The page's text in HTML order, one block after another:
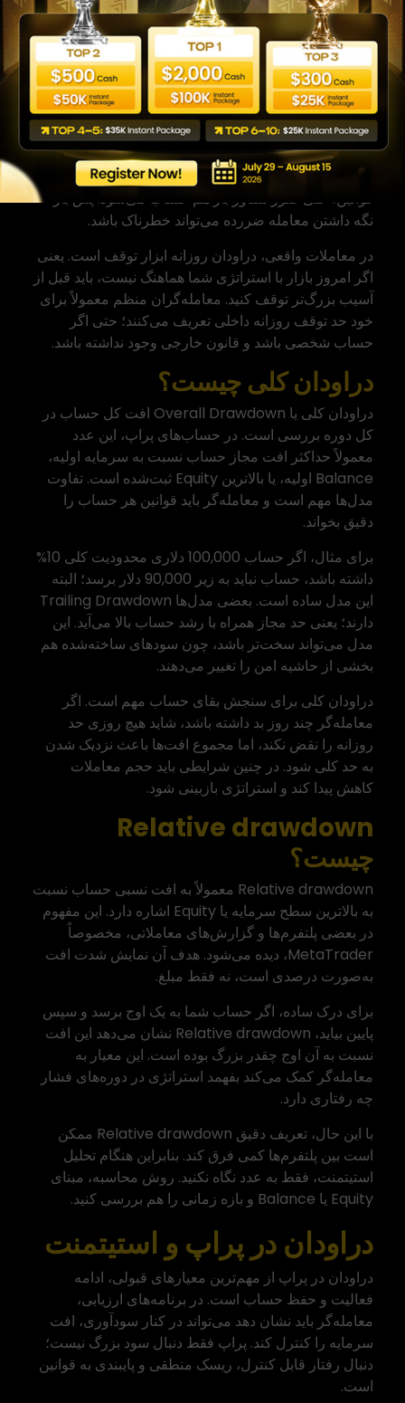
روز معاملاتی. این افت معمولاً از Balance یا Equity
ابتدای روز، یا در برخی مدل‌ها از Equity بالاتر ثبت‌شده در
همان روز محاسبه می‌شود. روش دقیق محاسبه به قوانین
حساب یا پلتفرم بستگی دارد.
برای مثال، حساب شما در شروع روز 50,000 دلار است و
محدودیت دراودان روزانه 5% است. 5% این حساب برابر
2,500 دلار است. اگر Equity حساب در همان روز به
47,500 دلار برسد، به حد روزانه رسیده‌اید. در بعضی
قوانین، حتی ضرر شناور باز هم حساب می‌شود. پس باز
نگه داشتن معامله ضررده می‌تواند خطرناک باشد.
در معاملات واقعی، دراودان روزانه ابزار توقف است. یعنی
اگر امروز بازار با استراتژی شما هماهنگ نیست، باید قبل از
آسیب بزرگ‌تر توقف کنید. معامله‌گران منظم معمولاً برای
خود حد توقف روزانه داخلی تعریف می‌کنند؛ حتی اگر
حساب شخصی باشد و قانون خارجی وجود نداشته باشد.
دراودان کلی چیست؟
دراودان کلی یا Overall Drawdown افت کل حساب در
کل دوره بررسی است. در حساب‌های پراپ، این عدد
معمولاً حداکثر افت مجاز حساب نسبت به سرمایه اولیه،
Balance اولیه، یا بالاترین Equity ثبت‌شده است. تفاوت
مدل‌ها مهم است و معامله‌گر باید قوانین هر حساب را
دقیق بخواند.
برای مثال، اگر حساب 100,000 دلاری محدودیت کلی 10%
داشته باشد، حساب نباید به زیر 90,000 دلار برسد؛ البته
این مدل ساده است. بعضی مدل‌ها Trailing Drawdown
دارند؛ یعنی حد مجاز همراه با رشد حساب بالا می‌آید. این
مدل می‌تواند سخت‌تر باشد، چون سودهای ساخته‌شده هم
بخشی از حاشیه امن را تغییر می‌دهند.
دراودان کلی برای سنجش بقای حساب مهم است. اگر
معامله‌گر چند روز بد داشته باشد، شاید هیچ روزی حد
روزانه را نقض نکند، اما مجموع افت‌ها باعث نزدیک شدن
به حد کلی شود. در چنین شرایطی باید حجم معاملات
کاهش پیدا کند و استراتژی بازبینی شود.
Relative drawdown
چیست؟
Relative drawdown معمولاً به افت نسبی حساب نسبت
به بالاترین سطح سرمایه یا Equity اشاره دارد. این مفهوم
در بعضی پلتفرم‌ها و گزارش‌های معاملاتی، مخصوصاً
MetaTrader، دیده می‌شود. هدف آن نمایش شدت افت
به‌صورت درصدی است، نه فقط مبلغ.
برای درک ساده، اگر حساب شما به یک اوج برسد و سپس
پایین بیاید، Relative drawdown نشان می‌دهد این افت
نسبت به آن اوج چقدر بزرگ بوده است. این معیار به
معامله‌گر کمک می‌کند بفهمد استراتژی در دوره‌های فشار
چه رفتاری دارد.
با این حال، تعریف دقیق Relative drawdown ممکن
است بین پلتفرم‌ها کمی فرق کند. بنابراین هنگام تحلیل
استیتمنت، فقط به عدد نگاه نکنید. روش محاسبه، مبنای
Equity یا Balance و بازه زمانی را هم بررسی کنید.
دراودان در پراپ و استیتمنت
دراودان در پراپ از مهم‌ترین معیارهای قبولی، ادامه
فعالیت و حفظ حساب است. در برنامه‌های ارزیابی،
معامله‌گر باید نشان دهد می‌تواند در کنار سودآوری، افت
سرمایه را کنترل کند. پراپ فقط دنبال سود بزرگ نیست؛
دنبال رفتار قابل کنترل، ریسک منطقی و پایبندی به قوانین
است.